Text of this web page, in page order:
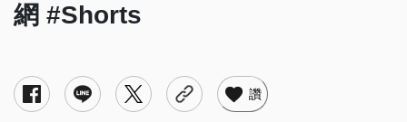
網 #Shorts
讚